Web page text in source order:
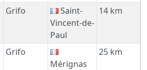
Grifo
Saint-
Vincent-de-
Paul
14 km
Grifo
Mérignas
25 km